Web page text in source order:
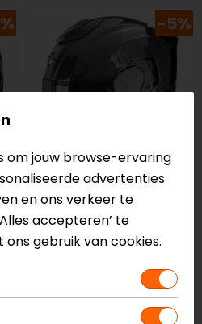
-5%
Scorpion
Exo-1500 Carbon Air
Solid Integraalhelm
NIEUW
om jouw browse-ervaring
advertenties
en ons verkeer te
accepteren’ te
ons gebruik van cookies.